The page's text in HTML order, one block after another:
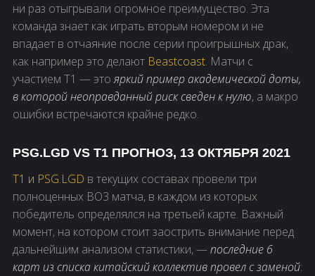
ни раз отыгрывали огромное преимущество. Эта
команда знает как играть вторым номером и не
впадает в отчаяние после серии проигрышных драк,
как например это делают Beastcoast. Матчи с
участием T1 — этояркий пример академической доты,
в которой неоправданный риск сведен к нулю, а макро
ошибки встречаются крайне редко.
PSG.LGD VS T1 ПРОГНОЗ, 13 ОКТЯБРЯ 2021
T1 и PSG.LGD в текущих составах провели три
полноценных BO3 матча, в каждом из которых
победитель определялся на третьей карте. Важный
момент, на котором стоит заострить внимание перед
дальнейшим анализом статистики, —последние 6
карт из списка китайский коллектив провел с заменой: